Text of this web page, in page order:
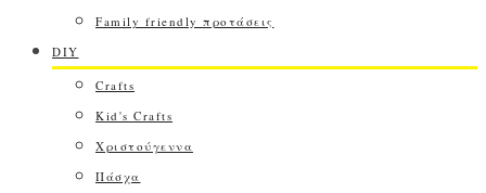
Family friendly προτάσεις
DIY
Crafts
Kid's Crafts
Χριστούγεννα
Πάσχα